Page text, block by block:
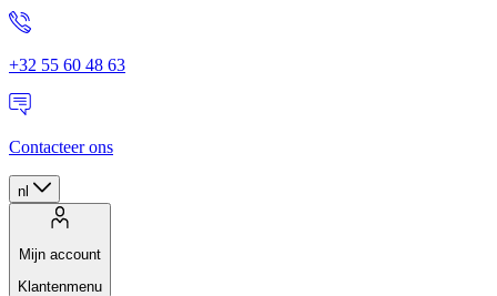
+32 55 60 48 63
Contacteer ons
nl
Mijn account
Klantenmenu